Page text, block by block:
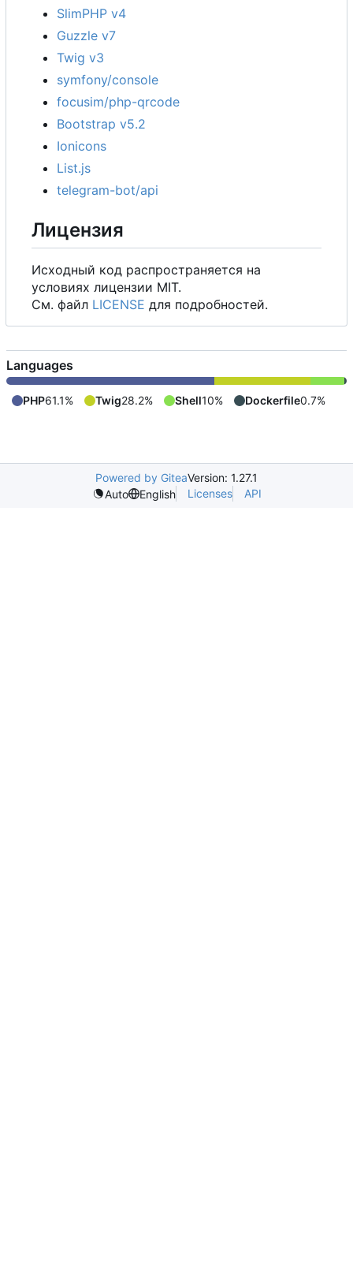
SlimPHP v4
Guzzle v7
Twig v3
symfony/console
focusim/php-qrcode
Bootstrap v5.2
Ionicons
List.js
telegram-bot/api
Лицензия
Исходный код распространяется на
условиях лицензии MIT.
См. файл LICENSE для подробностей.
Languages
PHP61.1% Twig28.2% Shell10% Dockerfile0.7%
Powered by GiteaVersion: 1.27.1
Auto
English Licenses API